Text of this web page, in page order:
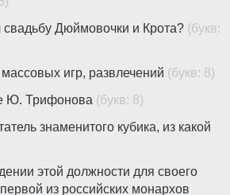
свадьбу Дюймовочки и Крота? (букв:
игр, развлечений (букв: 8)
Ю. Трифонова (букв: 8)
знаменитого кубика, из какой
этой должности для своего
из российских монархов